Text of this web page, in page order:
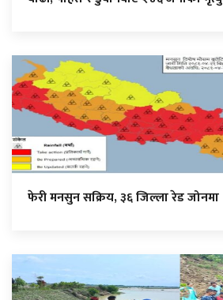
फेरी मनसुन सक्रिय, ३६ जिल्ला रेड जोनमा